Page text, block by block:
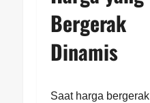
Bergerak
Dinamis
Saat harga bergerak